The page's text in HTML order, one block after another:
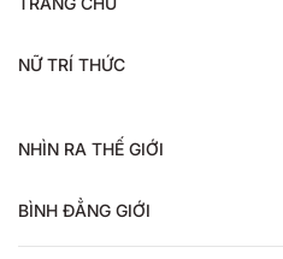
TRANG CHỦ
NỮ TRÍ THỨC
NHÌN RA THẾ GIỚI
BÌNH ĐẲNG GIỚI